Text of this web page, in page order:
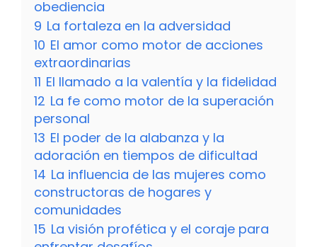
obediencia
9 La fortaleza en la adversidad
10 El amor como motor de acciones
extraordinarias
11 El llamado a la valentía y la fidelidad
12 La fe como motor de la superación
personal
13 El poder de la alabanza y la
adoración en tiempos de dificultad
14 La influencia de las mujeres como
constructoras de hogares y
comunidades
15 La visión profética y el coraje para